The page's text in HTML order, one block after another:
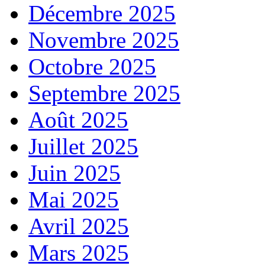
Décembre 2025
Novembre 2025
Octobre 2025
Septembre 2025
Août 2025
Juillet 2025
Juin 2025
Mai 2025
Avril 2025
Mars 2025